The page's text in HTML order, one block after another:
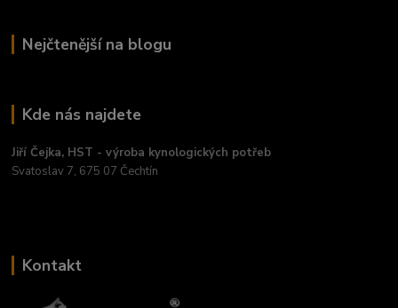
Nejčtenější na blogu
Kde nás najdete
Jiří Čejka, HST - výroba kynologických potřeb
Svatoslav 7, 675 07 Čechtín
Kontakt